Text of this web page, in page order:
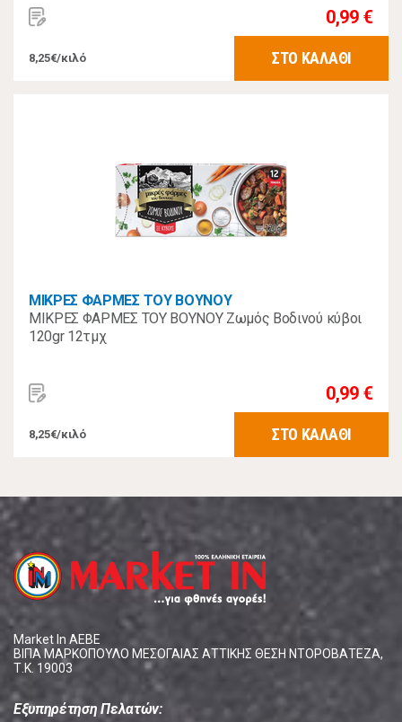
0,99 €
8,25€/κιλό ΣΤΟ ΚΑΛΑΘΙ
ΜΙΚΡΕΣ ΦΑΡΜΕΣ ΤΟΥ ΒΟΥΝΟΥ
ΜΙΚΡΕΣ ΦΑΡΜΕΣ ΤΟΥ ΒΟΥΝΟΥ Ζωμός Βοδινού κύβοι
120gr 12τμχ
0,99 €
8,25€/κιλό ΣΤΟ ΚΑΛΑΘΙ
Market In ΑΕΒΕ
ΒΙΠΑ ΜΑΡΚΟΠΟΥΛΟ ΜΕΣΟΓΑΙΑΣ ΑΤΤΙΚΗΣ ΘΕΣΗ ΝΤΟΡΟΒΑΤΕΖΑ,
Τ.Κ. 19003
Εξυπηρέτηση Πελατών: